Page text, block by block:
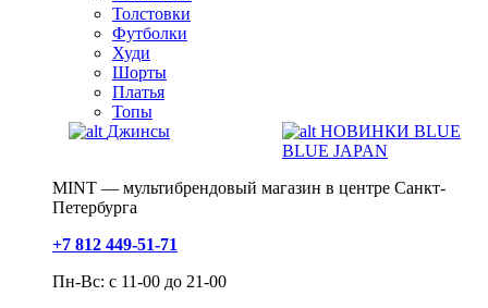
Толстовки
Футболки
Худи
Шорты
Платья
Топы
Джинсы
НОВИНКИ BLUE
BLUE JAPAN
MINT — мультибрендовый магазин в центре Санкт-
Петербурга
+7 812 449-51-71
Пн-Вс: с 11-00 до 21-00